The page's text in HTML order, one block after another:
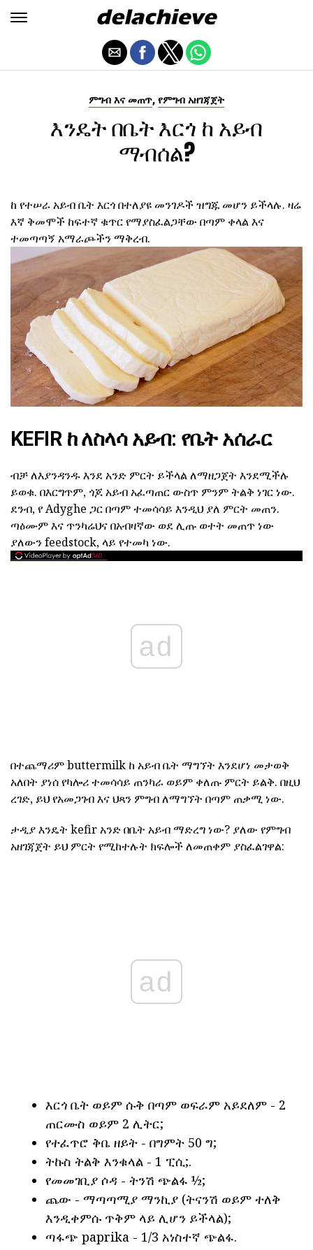
ምግብ እና መጠጥ, የምግብ አዘገጃጀት
እንዴት በቤት እርጎ ከ አይብ
ማብሰል?
ከ የተሠራ አይብ ቤት እርጎ በተለያዩ መንገዶች ዝግጁ መሆን ይችላሉ. ዛሬ
እኛ ቅመሞች ከፍተኛ ቁጥር የማያስፈልጋቸው በጣም ቀላል እና
ተመጣጣኝ አማራጮችን ማቅረብ.
KEFIR ከ ለስላሳ አይብ: የቤት አሰራር
ብቻ ለእያንዳንዱ እንደ አንድ ምርት ይችላል ለማዘጋጀት እንደሚችሉ
ይወቁ. በእርግጥም, ጎጆ አይብ አፈጣጠር ውስጥ ምንም ትልቅ ነገር ነው.
ደንብ, የ Adyghe ጋር በጣም ተመሳሳይ እንዲህ ያለ ምርት መጠን.
ጣዕሙም እና ጥንካሬህና በአብዛኛው ወደ ሊጡ ወተት መጠጥ ነው
ያለውን feedstock, ላይ የተመካ ነው.
ad
በተጨማሪም buttermilk ከ አይብ ቤት ማግኘት እንደሆነ መታወቅ
አለበት ያነሰ የካሎሪ ተመሳሳይ ጠንካራ ወይም ቀለጡ ምርት ይልቅ. በዚህ
ረገድ, ይህ የአመጋገብ እና ህጻን ምግብ ለማግኘት በጣም ጠቃሚ ነው.
ታዲያ እንዴት kefir አንድ በቤት አይብ ማድረግ ነው? ያለው የምግብ
አዘገጃጀት ይህ ምርት የሚከተሉት ክፍሎች ለመጠቀም ያስፈልገዋል:
ad
እርጎ ቤት ወይም ሱቅ በጣም ወፍራም አይደለም - 2
ጠርሙስ ወይም 2 ሊትር;
የተፈጥሮ ቅቤ ዘይት - በግምት 50 ግ;
ትኩስ ትልቅ እንቁላል - 1 ፒሲ;.
የመመገቢያ ሶዳ - ትንሽ ጭልፋ ½;
ጨው - ማጣጣሚያ ማንኪያ (ትናንሽ ወይም ተለቅ
እንዲቀምሱ ጥቅም ላይ ሊሆን ይችላል);
ጣፋጭ paprika - 1/3 አነስተኛ ጭልፋ.